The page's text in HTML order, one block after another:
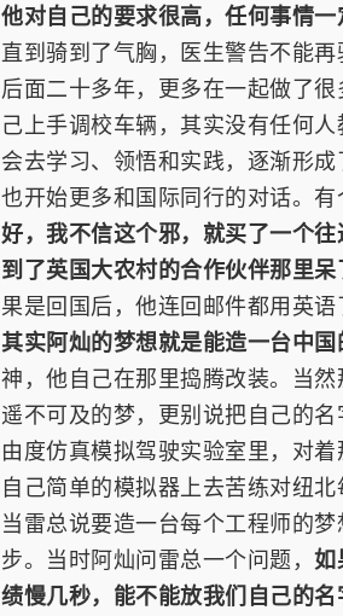
他对自己的要求很高，任何事情
直到骑到了气胸，医生警告不能再
后面二十多年，更多在一起做了
己上手调校车辆，其实没有任何
会去学习、领悟和实践，逐渐形
也开始更多和国际同行的对话。有
好，我不信这个邪，就买了一个
到了英国大农村的合作伙伴那里呆
果是回国后，他连回邮件都用英语
其实阿灿的梦想就是能造一台中
神 ，他自己在那里捣腾改装。当
遥不可及的梦，更别说把自己的
由度仿真模拟驾驶实验室里，对
自己简单的模拟器上去苦练对纽北
当雷总说要造一台每个工程师的
步。当时阿灿问雷总一个问题， 如
绩慢几秒，能不能放我们自己的